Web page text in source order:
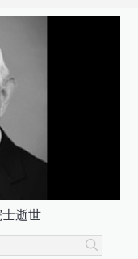
逝世